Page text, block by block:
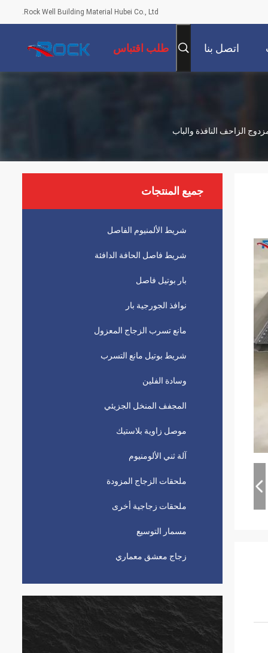
Rock Well Building Material Hubei Co., Ltd.
اتصل بنا طلب اقتباس
الزاحف النافذة والباب
جميع المنتجات
شريط الألمنيوم الفاصل
شريط فاصل الحافة الدافئة
بار بوتيل فاصل
نوافذ الجورجية بار
مانع تسرب الزجاج المعزول
شريط بوتيل مانع التسرب
وسادة الفلين
المجفف المنخل الجزيئي
موصل زاوية بلاستيك
آلة ثني الألومنيوم
ملحقات الزجاج المزودة
ملحقات زجاجية أخرى
مسمار التوسيع
زجاج معشق معماري